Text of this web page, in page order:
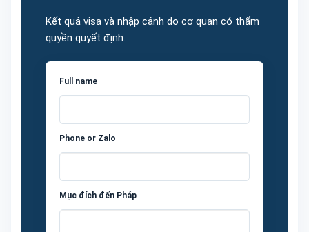
Kết quả visa và nhập cảnh do cơ quan có thẩm
quyền quyết định.
Full name
Phone or Zalo
Mục đích đến Pháp